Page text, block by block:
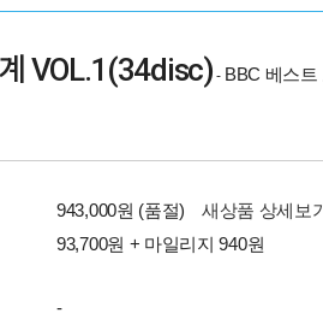
VOL.1(34disc) - BBC 베스
943,000원 (품절)
새상품 상세보
93,700원 + 마일리지 940원
-